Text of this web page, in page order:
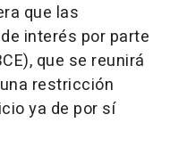
que las
interés por parte
que se reunirá
restricción
ya de por sí